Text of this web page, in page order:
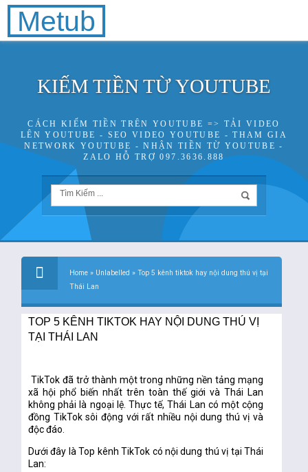
Metub
KIẾM TIỀN TỪ YOUTUBE
CÁCH KIẾM TIỀN TRÊN YOUTUBE => TẢI VIDEO
LÊN YOUTUBE - SEO VIDEO YOUTUBE - THAM GIA
NETWORK YOUTUBE - NHẬN TIỀN TỪ YOUTUBE -
ZALO HỖ TRỢ 097.3636.888
Home » Unlabelled »Top 5 kênh tiktok hay nội dung thú vị tại
Thái Lan
TOP 5 KÊNH TIKTOK HAY NỘI DUNG THÚ VỊ
TẠI THÁI LAN
TikTok đã trở thành một trong những nền tảng mạng
xã hội phổ biến nhất trên toàn thế giới và Thái Lan
không phải là ngoại lệ. Thực tế, Thái Lan có một cộng
đồng TikTok sôi động với rất nhiều nội dung thú vị và
độc đáo.
Dưới đây là Top kênh TikTok có nội dung thú vị tại Thái
Lan: